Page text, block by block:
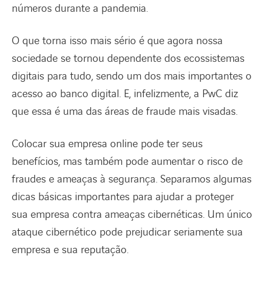
números durante a pandemia.
O que torna isso mais sério é que agora nossa
sociedade se tornou dependente dos ecossistemas
digitais para tudo, sendo um dos mais importantes o
acesso ao banco digital. E, infelizmente, a PwC diz
que essa é uma das áreas de fraude mais visadas.
Colocar sua empresa online pode ter seus
benefícios, mas também pode aumentar o risco de
fraudes e ameaças à segurança. Separamos algumas
dicas básicas importantes para ajudar a proteger
sua empresa contra ameaças cibernéticas. Um único
ataque cibernético pode prejudicar seriamente sua
empresa e sua reputação.